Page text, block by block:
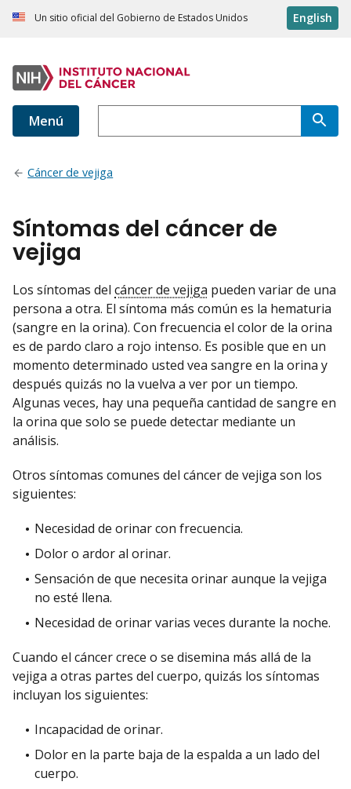
Un sitio oficial del Gobierno de Estados Unidos English
Menú
Cáncer de vejiga
Síntomas del cáncer de
vejiga
Los síntomas del cáncer de vejiga pueden variar de una
persona a otra. El síntoma más común es la hematuria
(sangre en la orina). Con frecuencia el color de la orina
es de pardo claro a rojo intenso. Es posible que en un
momento determinado usted vea sangre en la orina y
después quizás no la vuelva a ver por un tiempo.
Algunas veces, hay una pequeña cantidad de sangre en
la orina que solo se puede detectar mediante un
análisis.
Otros síntomas comunes del cáncer de vejiga son los
siguientes:
Necesidad de orinar con frecuencia.
Dolor o ardor al orinar.
Sensación de que necesita orinar aunque la vejiga
no esté llena.
Necesidad de orinar varias veces durante la noche.
Cuando el cáncer crece o se disemina más allá de la
vejiga a otras partes del cuerpo, quizás los síntomas
incluyan los siguientes:
Incapacidad de orinar.
Dolor en la parte baja de la espalda a un lado del
cuerpo.